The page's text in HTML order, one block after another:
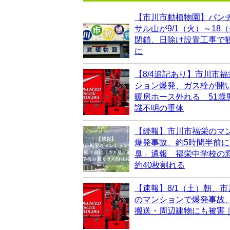
【市川市動植物園】パン
サル山が9/1（火）～18
閉鎖、日除け設置工事で
に
【8/4追記あり】市川市
ション爆発、ガス栓が開
暖房ホース外れる 51歳
識不明の重体
【続報】市川市福栄のマ
爆発事故、約5時間半前
臭」通報 福栄中学校の
約40枚割れる
【速報】8/1（土）朝、
のマンションで爆発事故
搬送・周辺建物にも被害